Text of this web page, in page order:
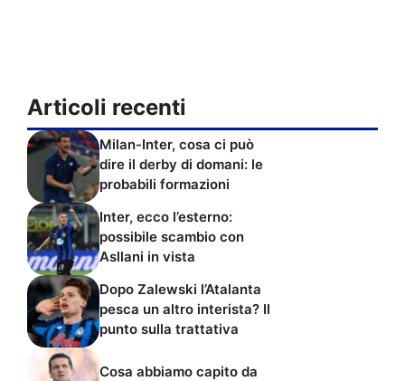
Articoli recenti
Milan-Inter, cosa ci può
dire il derby di domani: le
probabili formazioni
Inter, ecco l’esterno:
possibile scambio con
Asllani in vista
Dopo Zalewski l’Atalanta
pesca un altro interista? Il
punto sulla trattativa
Cosa abbiamo capito da